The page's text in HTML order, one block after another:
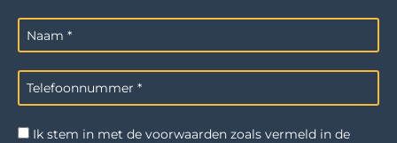
Ik stem in met de voorwaarden zoals vermeld in de